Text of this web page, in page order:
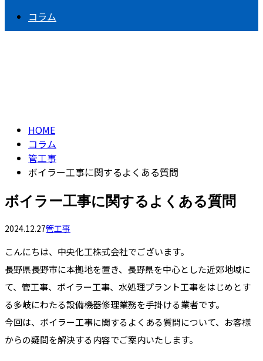
コラム
HOME
コラム
管工事
ボイラー工事に関するよくある質問
ボイラー工事に関するよくある質問
2024.12.27管工事
こんにちは、中央化工株式会社でございます。
長野県長野市に本拠地を置き、長野県を中心とした近郊地域に
て、管工事、ボイラー工事、水処理プラント工事をはじめとす
る多岐にわたる設備機器修理業務を手掛ける業者です。
今回は、ボイラー工事に関するよくある質問について、お客様
からの疑問を解決する内容でご案内いたします。